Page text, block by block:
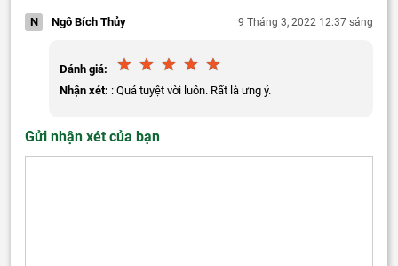
N Ngô Bích Thủy 9 Tháng 3, 2022 12:37 sáng
Đánh giá:
Nhận xét: : Quá tuyệt vời luôn. Rất là ưng ý.
Gửi nhận xét của bạn